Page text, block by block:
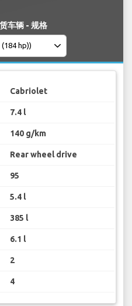
车辆 - 规格
Cabriolet
7.4 l
140 g/km
Rear wheel drive
95
5.4 l
385 l
6.1 l
2
4